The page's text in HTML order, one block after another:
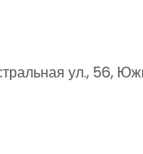
ул., 56,